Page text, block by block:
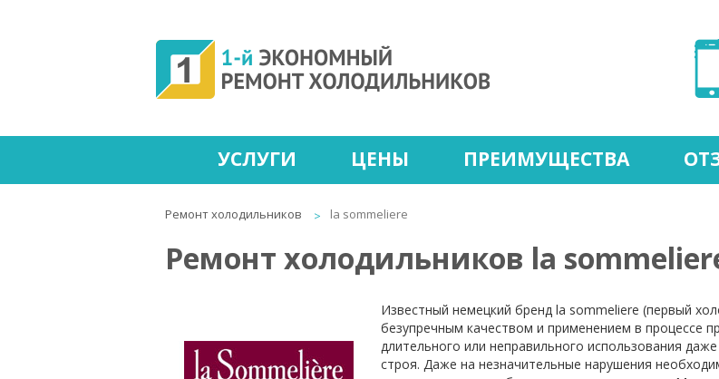
УСЛУГИ ЦЕНЫ ПРЕИМУЩЕСТВА
Ремонт холодильников la sommeliere
Ремонт холодильников la
Известный немецкий бренд la sommeliere (первый
безупречным качеством и применением в процессе
длительного или неправильного использования
строя. Даже на незначительные нарушения